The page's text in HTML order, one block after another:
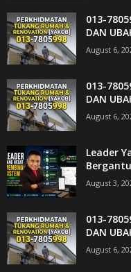
013-
DAN
August 6,
013-
DAN
August 6,
Leader
August 3,
013-
DAN
August 6,